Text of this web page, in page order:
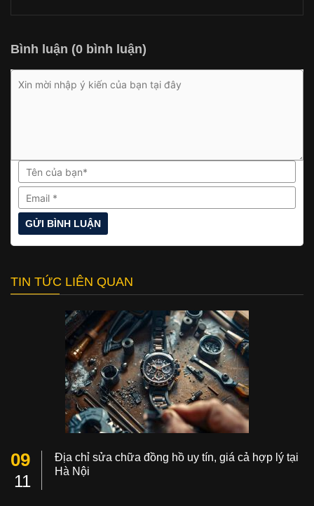
Bình luận (0 bình luận)
TIN TỨC LIÊN QUAN
09
11
Địa chỉ sửa chữa đồng hồ uy tín, giá cả hợp lý tại
Hà Nội